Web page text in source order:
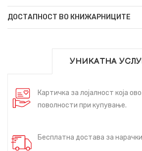
ДОСТАПНОСТ ВО КНИЖАРНИЦИТЕ
УНИКАТНА
Картичка за лојалност која
поволности при купување.
Бесплатна достава за